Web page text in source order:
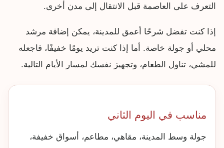
التعرف على العاصمة قبل الانتقال إلى مدن أخرى.
إذا كنت تفضل شرحًا أعمق للمدينة، يمكن إضافة مرشد
محلي أو جولة خاصة. أما إذا كنت تريد يومًا خفيفًا، فاجعله
للمشي، تناول الطعام، وتجهيز نفسك لمسار الأيام التالية.
مناسب في اليوم الثاني
جولة وسط المدينة، مقاهي، مطاعم، أسواق خفيفة،